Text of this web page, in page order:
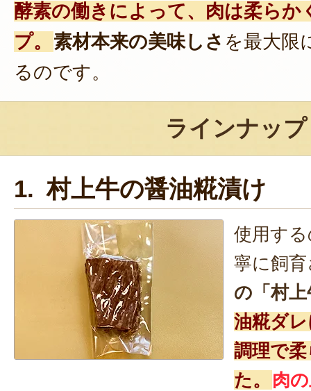
酵素の働きによって、肉は柔らか
プ。 素材本来の美味しさ を最大限
るのです。
ラインナップ
1. 村上牛の醤油糀漬け
使用す
寧に飼
の「村上
油糀ダ
調理で
た。
肉